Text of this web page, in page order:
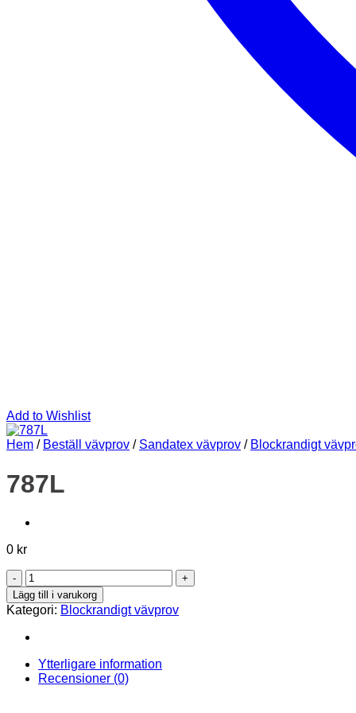
Add to Wishlist
Hem / Beställ vävprov / Sandatex vävprov / Blockrandigt
787L
0 kr
787L
mängd
Lägg till i varukorg
Kategori: Blockrandigt vävprov
Ytterligare information
Recensioner (0)